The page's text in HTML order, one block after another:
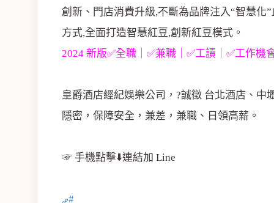
創新、門店消費升級,不斷為品牌注入“智慧化
方式,全面打造智慧紅豆,創新紅豆模式。
2024 新版✅全職｜✅兼職｜✅工讀｜✅工作機
皇爵酒店經紀娛樂公司，?誠徵 台北酒店、中
隱密，保障安全，兼差，兼職、日領高薪。
☞ 手機點擊⬇️連結加 Line
#